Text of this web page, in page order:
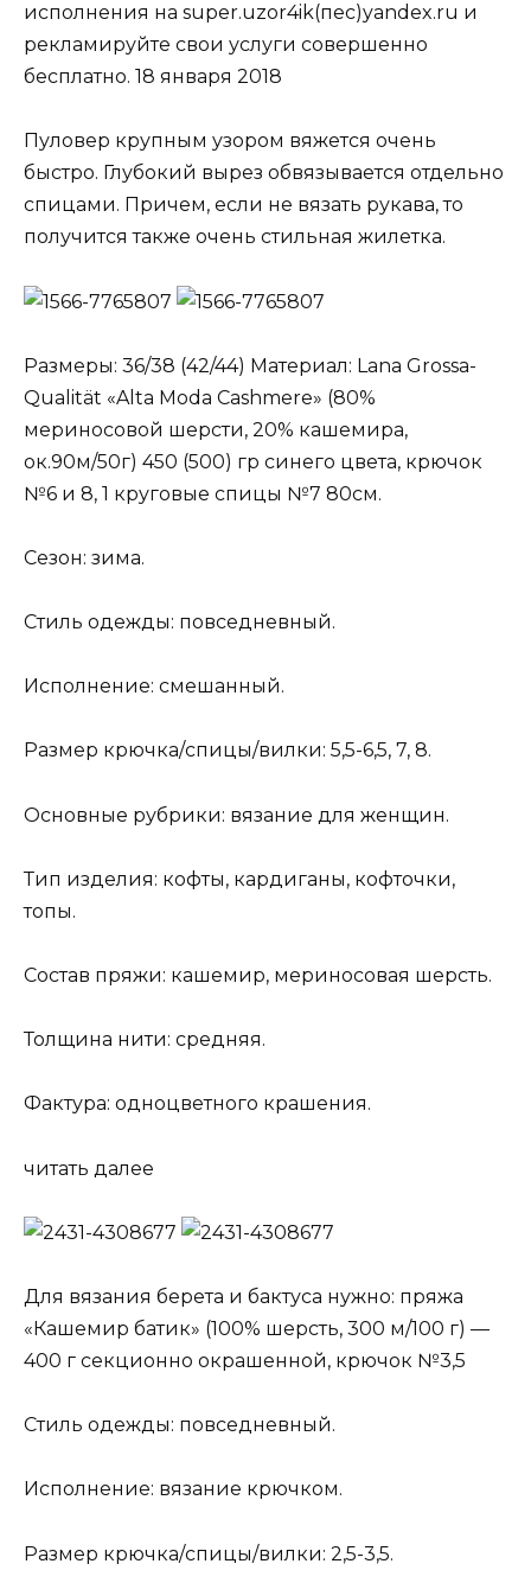
исполнения на super.uzor4ik(пес)yandex.ru и
рекламируйте свои услуги совершенно
бесплатно. 18 января 2018
Пуловер крупным узором вяжется очень
быстро. Глубокий вырез обвязывается отдельно
спицами. Причем, если не вязать рукава, то
получится также очень стильная жилетка.
Размеры: 36/38 (42/44) Материал: Lana Grossa-
Qualität «Alta Moda Cashmere» (80%
мериносовой шерсти, 20% кашемира,
ок.90м/50г) 450 (500) гр синего цвета, крючок
№6 и 8, 1 круговые спицы №7 80см.
Сезон: зима.
Стиль одежды: повседневный.
Исполнение: смешанный.
Размер крючка/спицы/вилки: 5,5-6,5, 7, 8.
Основные рубрики: вязание для женщин.
Тип изделия: кофты, кардиганы, кофточки,
топы.
Состав пряжи: кашемир, мериносовая шерсть.
Толщина нити: средняя.
Фактура: одноцветного крашения.
читать далее
Для вязания берета и бактуса нужно: пряжа
«Кашемир батик» (100% шерсть, 300 м/100 г) —
400 г секционно окрашенной, крючок №3,5
Стиль одежды: повседневный.
Исполнение: вязание крючком.
Размер крючка/спицы/вилки: 2,5-3,5.